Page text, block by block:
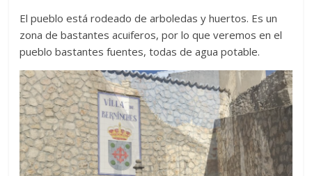
El pueblo está rodeado de arboledas y huertos. Es un
zona de bastantes acuiferos, por lo que veremos en el
pueblo bastantes fuentes, todas de agua potable.